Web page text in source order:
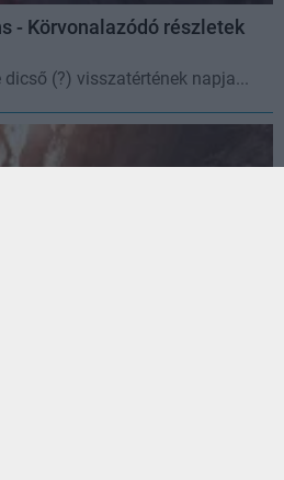
- Körvonalazódó részletek
dicső (?) visszatértének napja...